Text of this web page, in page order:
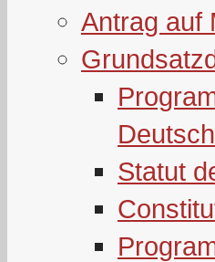
Antrag auf
Statut